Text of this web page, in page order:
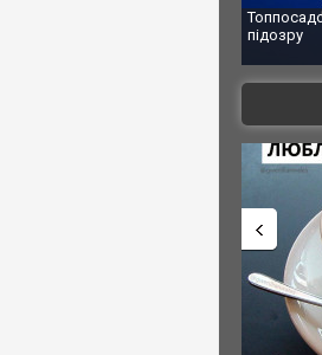
Топпосадовцю Повітряних Сил вручили нову